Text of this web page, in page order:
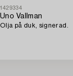
1429334
Uno Vallman
Olja på duk, signerad.